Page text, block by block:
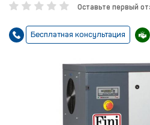
Оставьте первый
Бесплатная консультация